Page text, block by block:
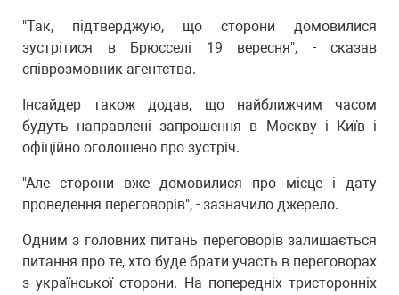
"Так, підтверджую, що сторони домовилися
зустрітися в Брюсселі 19 вересня", - сказав
співрозмовник агентства.
Інсайдер також додав, що найближчим часом
будуть направлені запрошення в Москву і Київ і
офіційно оголошено про зустріч.
"Але сторони вже домовилися про місце і дату
проведення переговорів", - зазначило джерело.
Одним з головних питань переговорів залишається
питання про те, хто буде брати участь в переговорах
з української сторони. На попередніх тристоронніх